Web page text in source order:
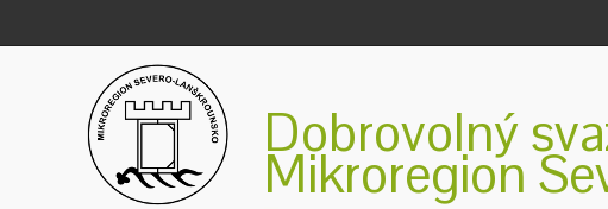
Dobrovolný
Mikroregion